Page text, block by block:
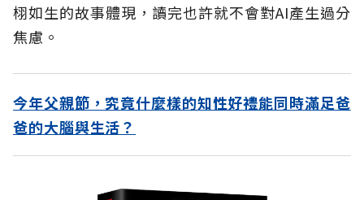
栩如生的故事體現，讀完也許就不會對AI產生過分
焦慮。
今年父親節，究竟什麼樣的知性好禮能同時滿足爸
爸的大腦與生活？